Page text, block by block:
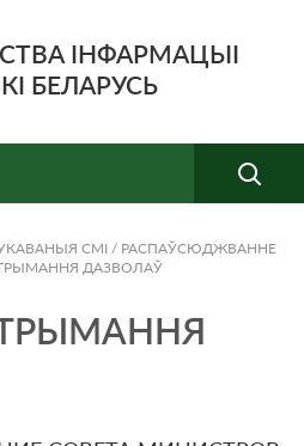
ІНФАРМАЦЫІ
БЕЛАРУСЬ
СМI/ РАСПАЎСЮДЖВАННЕ
ДАЗВОЛАЎ